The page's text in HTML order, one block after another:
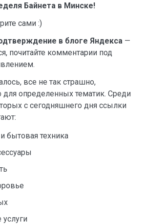
Байнета в Минске!
сами :)
в блоге Яндекса —
почитайте комментарии под
все не так страшно,
для определенных тематик. Среди
с сегодняшнего дня ссылки
бытовая техника